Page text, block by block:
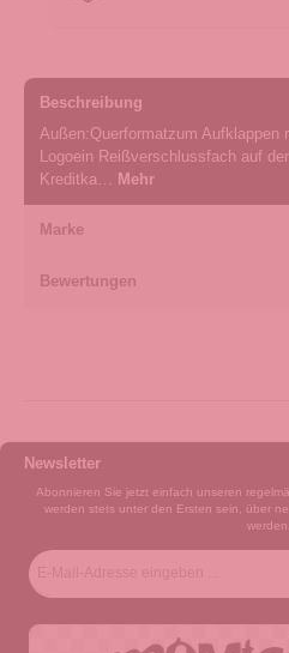
Beschreibung
Außen:Querformatzum Aufklappen
Logoein Reißverschlussfach auf
Kreditka…
Mehr
Marke
Bewertungen
Newsletter
Abonnieren Sie jetzt einfach unseren
werden stets unter den Ersten sein, über
werden.